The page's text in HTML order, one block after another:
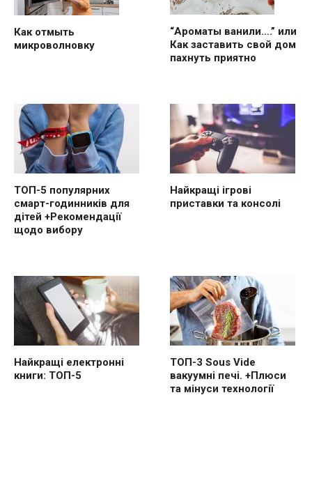
Как отмыть
микроволновку
“Ароматы ванили….” или
Как заставить свой дом
пахнуть приятно
ТОП-5 популярних
смарт-годинників для
дітей +Рекомендації
щодо вибору
Найкращі ігрові
приставки та консолі
Найкращі електронні
книги: ТОП-5
ТОП-3 Sous Vide
вакуумні печі. +Плюси
та мінуси технології